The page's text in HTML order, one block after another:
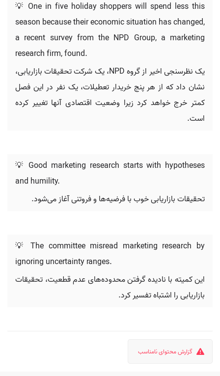
💡 One in five holiday shoppers will spend less this
season because their economic situation has changed,
a recent survey from the NPD Group, a marketing
research firm, found.
یک نظرسنجی اخیر از گروه NPD، یک شرکت تحقیقات بازاریابی،
نشان داد که از هر پنج خریدار تعطیلات، یک نفر در این فصل
کمتر خرج خواهد کرد زیرا وضعیت اقتصادی آنها تغییر کرده
است.
💡 Good marketing research starts with hypotheses
and humility.
تحقیقات بازاریابی خوب با فرضیه‌ها و فروتنی آغاز می‌شود.
💡 The committee misread marketing research by
ignoring uncertainty ranges.
این کمیته با نادیده گرفتن محدوده‌های عدم قطعیت، تحقیقات
بازاریابی را اشتباه تفسیر کرد.
گزارش محتوای نامناسب